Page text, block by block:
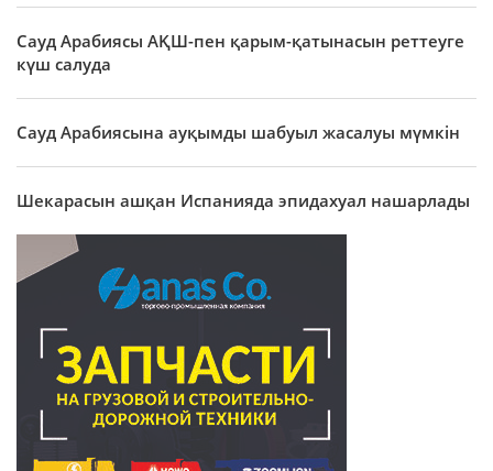
Сауд Арабиясы АҚШ-пен қарым-қатынасын реттеуге
күш салуда
Сауд Арабиясына ауқымды шабуыл жасалуы мүмкін
Шекарасын ашқан Испанияда эпидахуал нашарлады